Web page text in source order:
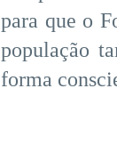
para que o
população
forma